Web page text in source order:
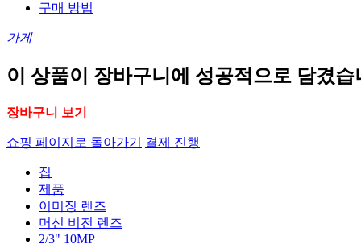
구매 방법
가게
이 상품이 장바구니에 성공적으로 담겼습
장바구니 보기
쇼핑 페이지로 돌아가기 결제 진행
집
제품
이미징 렌즈
머신 비전 렌즈
2/3" 10MP